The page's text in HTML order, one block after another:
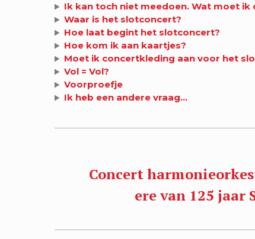
Ik kan toch niet meedoen. Wat moet ik
Waar is het slotconcert?
Hoe laat begint het slotconcert?
Hoe kom ik aan kaartjes?
Moet ik concertkleding aan voor het
Vol = Vol?
Voorproefje
Ik heb een andere vraag…
Concert
ere van 125 jaar